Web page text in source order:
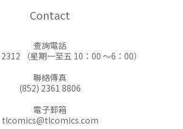
Contact
查詢電話
（星期一至五 10：00 ～6：00）
聯絡傳真
(852) 2361 8806
電子郵箱
tlcomics@tlcomics.com